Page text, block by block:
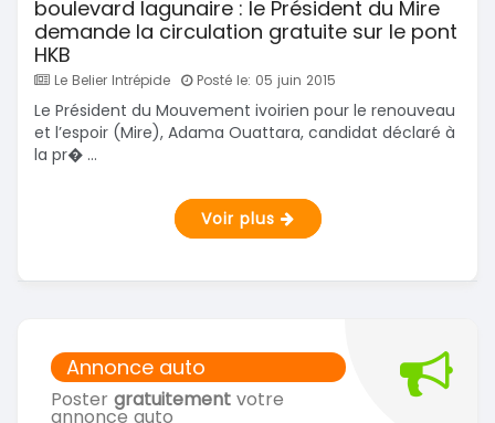
Annonce auto
Poster gratuitement votre
annonce auto
boulevard lagunaire : le Président du Mire
demande la circulation gratuite sur le pont
HKB
Le Belier Intrépide Posté le: 05 juin 2015
Le Président du Mouvement ivoirien pour le renouveau
et l’espoir (Mire), Adama Ouattara, candidat déclaré à
la pr� ...
Voir plus